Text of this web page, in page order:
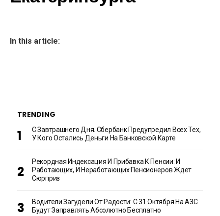
In this article:
TRENDING
С Завтрашнего Дня. Сбербанк Предупредил Всех Тех,
У Кого Остались Деньги На Банковской Карте
Рекордная Индексация И Прибавка К Пенсии: И
Работающих, И Неработающих Пенсионеров Ждет
Сюрприз
Водители Загудели От Радости: С 31 Октября На АЗС
Будут Заправлять Абсолютно Бесплатно